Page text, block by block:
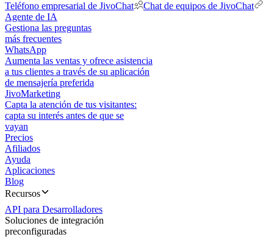
Teléfono empresarial de JivoChat
Chat de equipos de JivoChat
Agente de IA
Gestiona las preguntas
más frecuentes
WhatsApp
Aumenta las ventas y ofrece asistencia
a tus clientes a través de su aplicación
de mensajería preferida
JivoMarketing
Capta la atención de tus visitantes:
capta su interés antes de que se
vayan
Precios
Afiliados
Ayuda
Aplicaciones
Blog
Recursos
API para Desarrolladores
Soluciones de integración
preconfiguradas